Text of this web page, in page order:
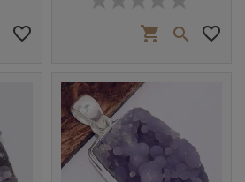
favorite_border shopping_cart  favorite_border